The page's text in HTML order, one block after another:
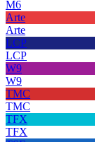
M6
Arte
Arte
LCP
LCP
W9
W9
TMC
TMC
TFX
TFX